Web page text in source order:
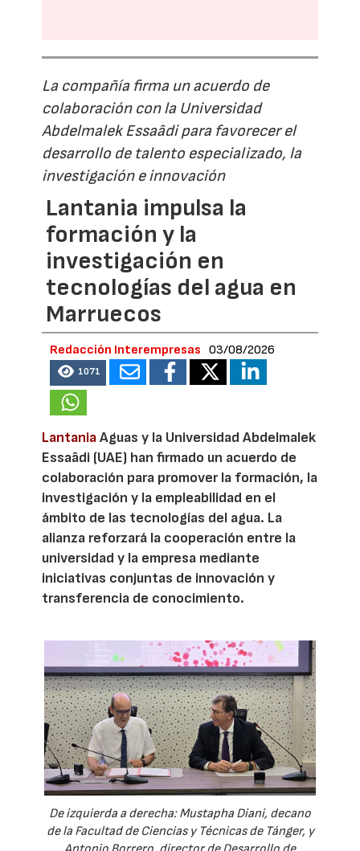
La compañía firma un acuerdo de
colaboración con la Universidad
Abdelmalek Essaâdi para favorecer el
desarrollo de talento especializado, la
investigación e innovación
Lantania impulsa la
formación y la
investigación en
tecnologías del agua en
Marruecos
Redacción Interempresas 03/08/2026
1071
LantaniaAguas y la Universidad Abdelmalek
Essaâdi (UAE) han firmado un acuerdo de
colaboración para promover la formación, la
investigación y la empleabilidad en el
ámbito de las tecnologías del agua. La
alianza reforzará la cooperación entre la
universidad y la empresa mediante
iniciativas conjuntas de innovación y
transferencia de conocimiento.
De izquierda a derecha: Mustapha Diani, decano
de la Facultad de Ciencias y Técnicas de Tánger, y